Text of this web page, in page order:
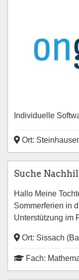
Individuelle
Ort:
Suche
Hallo Meine
Sommerferien in
Unterstützung im
Ort: Sissach
Fach: